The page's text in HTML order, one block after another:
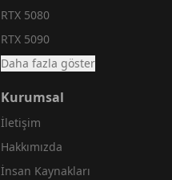
RTX 5080
RTX 5090
Daha fazla göster
Kurumsal
İletişim
Hakkımızda
İnsan Kaynakları